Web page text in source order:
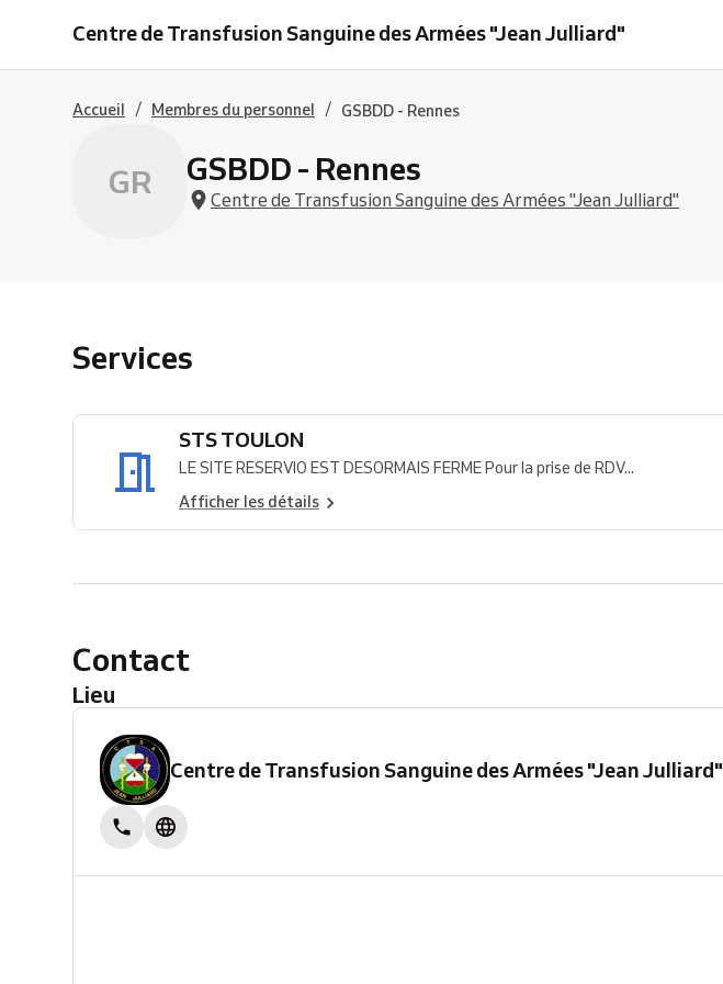
Centre de Transfusion Sanguine des Armées "Jean Julliard"
Accueil / Membres du personnel / GSBDD - Rennes
GR GSBDD - Rennes
Centre de Transfusion Sanguine des Armées "Jean Julliard"
Services
STS TOULON
LE SITE RESERVIO EST DESORMAIS FERME Pour la prise de RDV...
Afficher les détails
Contact
Lieu
Centre de Transfusion Sanguine des Armées "Jean Julliard"